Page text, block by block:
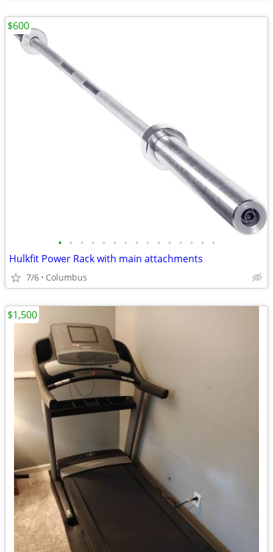
• • • • • • • • • • • • • • •
Hulkfit Power Rack with main attachments
7/6 Columbus
$600
$1,500